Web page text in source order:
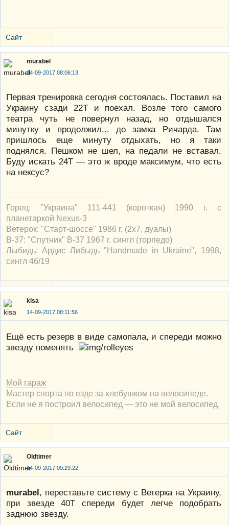
Сайт
murabel
14-09-2017 08:06:13
Первая тренировка сегодня состоялась. Поставил на
Украину сзади 22Т и поехал. Возле того самого
театра чуть не повернул назад, но отдышался
минутку и продолжил... до замка Ричарда. Там
пришлось еще минуту отдыхать, но я таки
поднялся. Пешком не шел, на педали не вставал.
Буду искать 24Т — это ж вроде максимум, что есть
на нексус?
Горец: "Украина" 111-441 (короткая) 1990 г. с
планетаркой Nexus-3
Ветерок: "Старт-шоссе" 1986 г. (2х7, дуалы)
В-37: "Спутник" В-37 1967 г. сингл (торпедо)
Лыбидь: Ардис Либыдь "Handmade in Ukraine", 1998,
сингл 46/19
kisa
14-09-2017 08:11:56
Ещё есть резерв в виде самопала, и спереди можно
звезду поменять
Мой гараж
Мастер спорта по езде за хлебушком на велосипеде.
Если не я построил велосипед — это не мой велосипед.
Сайт
Oldtimer
14-09-2017 09:29:22
murabel, переставьте систему с Ветерка на Украину,
при звезде 40Т спереди будет легче подобрать
заднюю звезду.